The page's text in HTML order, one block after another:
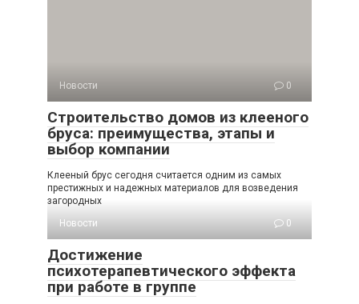
Новости 0
Строительство домов из клееного
бруса: преимущества, этапы и
выбор компании
Клееный брус сегодня считается одним из самых
престижных и надежных материалов для возведения
загородных
Новости
0
Достижение
психотерапевтического эффекта
при работе в группе